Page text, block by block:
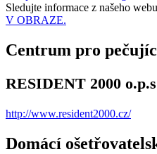
Sledujte informace z našeho
V OBRAZE.
Centrum pro
RESIDENT 2000
http://www.resident2000.cz/
Domácí